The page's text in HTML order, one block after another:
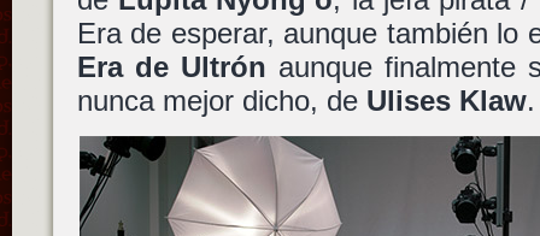
Era de esperar, aunque también lo
Era de Ultrón aunque finalmente
nunca mejor dicho, de Ulises Klaw.